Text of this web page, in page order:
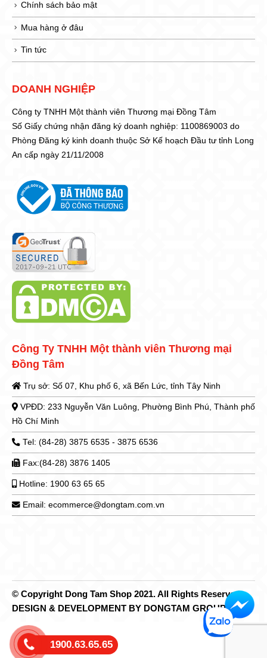
Chính sách bảo mật
Mua hàng ở đâu
Tin tức
DOANH NGHIỆP
Công ty TNHH Một thành viên Thương mại Đồng Tâm
Số Giấy chứng nhận đăng ký doanh nghiệp: 1100869003 do
Phòng Đăng ký kinh doanh thuộc Sở Kế hoạch Đầu tư tỉnh Long
An cấp ngày 21/11/2008
Công Ty TNHH Một thành viên Thương mại
Đồng Tâm
Trụ sở: Số 07, Khu phố 6, xã Bến Lức, tỉnh Tây Ninh
VPĐD: 233 Nguyễn Văn Luông, Phường Bình Phú, Thành phố
Hồ Chí Minh
Tel: (84-28) 3875 6535 - 3875 6536
Fax:(84-28) 3876 1405
Hotline: 1900 63 65 65
Email: ecommerce@dongtam.com.vn
© Copyright Dong Tam Shop 2021. All Rights Reserved.
DESIGN & DEVELOPMENT BY DONGTAM GROUP
1900.63.65.65